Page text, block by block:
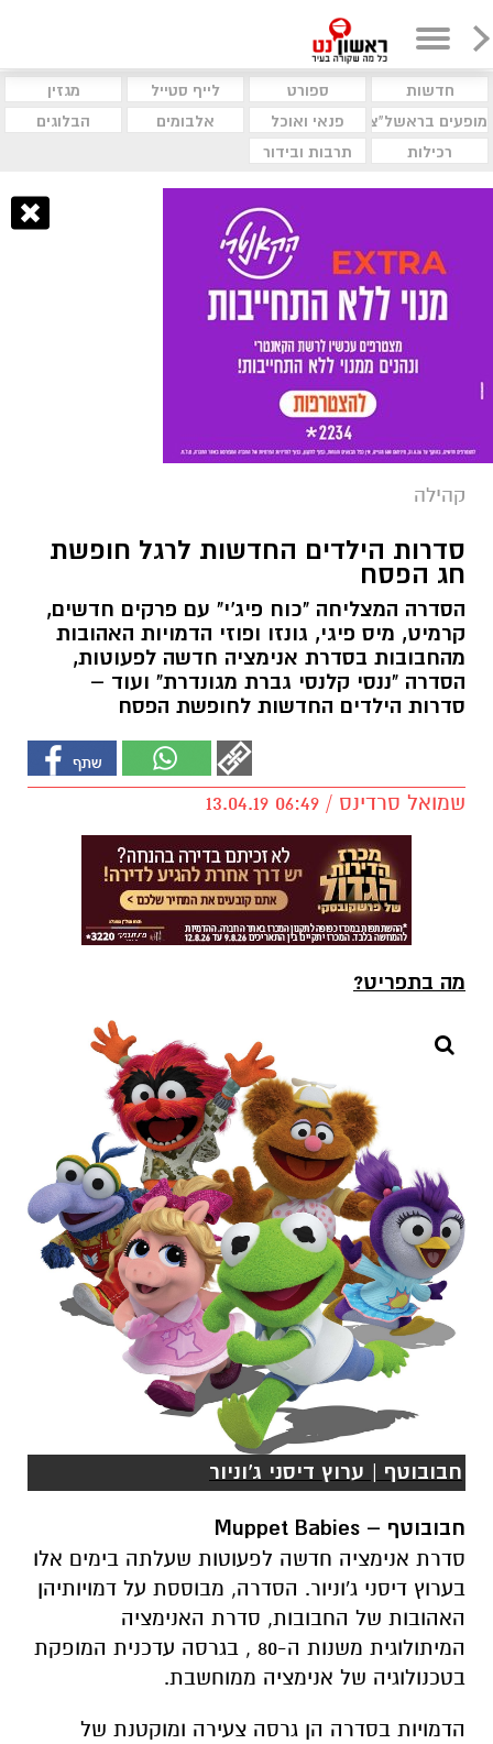
חדשות ספורט לייף סטייל
מגזין
מופעים בראשל"צ
פנאי ואוכל אלבומים
הבלוגים
רכילות
תרבות ובידור
קהילה
סדרות הילדים החדשות לרגל חופשת
חג הפסח
הסדרה המצליחה "כוח פיג'י" עם פרקים חדשים,
קרמיט, מיס פיגי, גונזו ופוזי הדמויות האהובות
מהחבובות בסדרת אנימציה חדשה לפעוטות,
הסדרה "ננסי קלנסי גברת מגונדרת" ועוד –
סדרות הילדים החדשות לחופשת הפסח
שמואל סרדינס / 06:49 13.04.19
מה בתפריט?
חבובוטף | ערוץ דיסני ג'וניור
חבובוטף – Muppet Babies
סדרת אנימציה חדשה לפעוטות שעלתה בימים אלו
בערוץ דיסני ג'וניור. הסדרה, מבוססת על דמויותיהן
האהובות של החבובות, סדרת האנימציה
המיתולוגית משנות ה-80 , בגרסה עדכנית המופקת
בטכנולוגיה של אנימציה ממוחשבת.
הדמויות בסדרה הן גרסה צעירה ומוקטנת של